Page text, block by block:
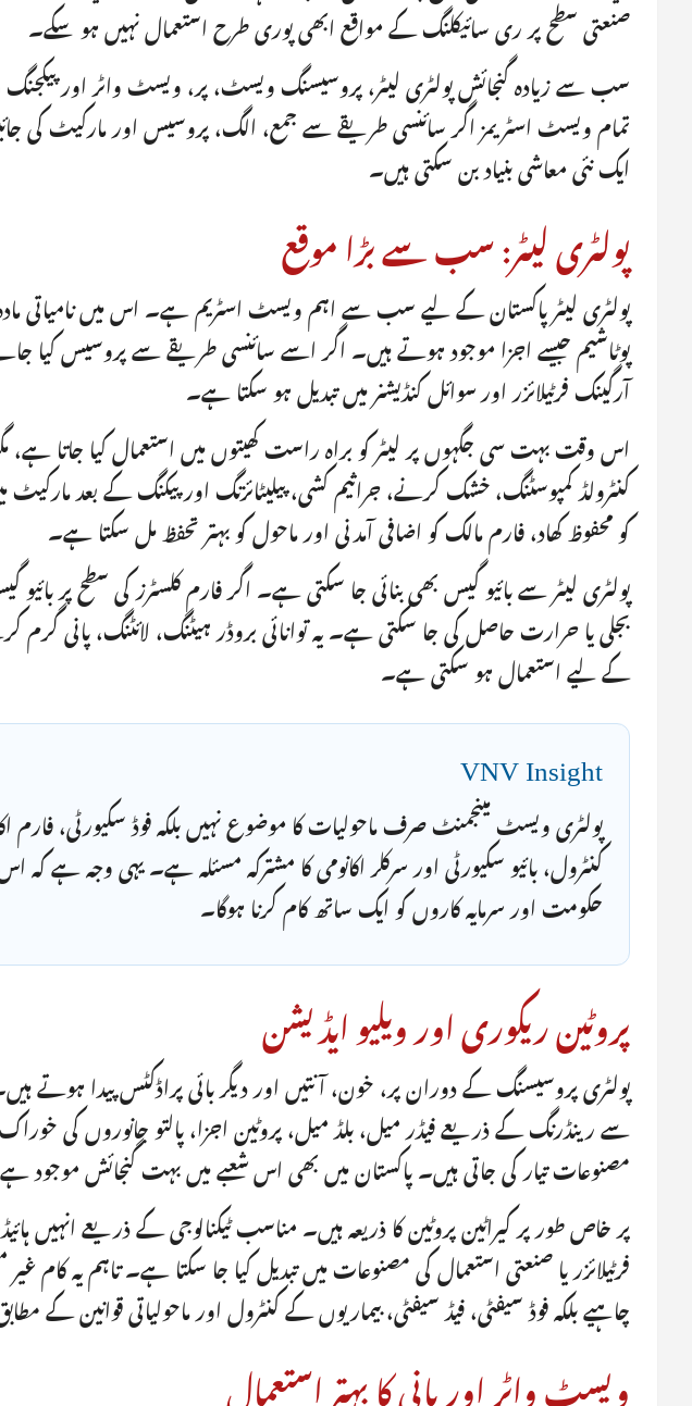
صنعتی سطح پر ری سائیکلنگ کے مواقع ابھی پوری طرح استعمال نہیں ہو سکے۔
سب سے زیادہ گنجائش پولٹری لیٹر، پروسیسنگ ویسٹ، پر، ویسٹ واٹر اور
تمام ویسٹ اسٹریمز اگر سائنسی طریقے سے جمع، الگ، پروسیس اور مارکیٹ کی
ایک نئی معاشی بنیاد بن سکتی ہیں۔
پولٹری لیٹر: سب سے بڑا موقع
پولٹری لیٹر پاکستان کے لیے سب سے اہم ویسٹ اسٹریم ہے۔ اس میں نامیاتی
پوٹاشیم جیسے اجزا موجود ہوتے ہیں۔ اگر اسے سائنسی طریقے سے پروسیس کیا
آرگینک فرٹیلائزر اور سوائل کنڈیشنر میں تبدیل ہو سکتا ہے۔
اس وقت بہت سی جگہوں پر لیٹر کو براہ راست کھیتوں میں استعمال کیا جاتا ہے،
کنٹرولڈ کمپوسٹنگ، خشک کرنے، جراثیم کشی، پیلیٹائزنگ اور پیکنگ کے بعد
کو محفوظ کھاد، فارم مالک کو اضافی آمدنی اور ماحول کو بہتر تحفظ مل سکتا ہے۔
پولٹری لیٹر سے بائیو گیس بھی بنائی جا سکتی ہے۔ اگر فارم کلسٹرز کی سطح پر
بجلی یا حرارت حاصل کی جا سکتی ہے۔ یہ توانائی بروڈر ہیٹنگ، لائٹنگ، پانی
کے لیے استعمال ہو سکتی ہے۔
VNV Insight
پولٹری ویسٹ مینجمنٹ صرف ماحولیات کا موضوع نہیں بلکہ فوڈ سکیورٹی، فارم
کنٹرول، بائیو سکیورٹی اور سرکلر اکانومی کا مشترکہ مسئلہ ہے۔ یہی وجہ ہے کہ
حکومت اور سرمایہ کاروں کو ایک ساتھ کام کرنا ہوگا۔
پروٹین ریکوری اور ویلیو ایڈیشن
پولٹری پروسیسنگ کے دوران پر، خون، آنتیں اور دیگر بائی پراڈکٹس پیدا ہوتے
سے رینڈرنگ کے ذریعے فیڈر میل، بلڈ میل، پروٹین اجزا، پالتو جانوروں کی
مصنوعات تیار کی جاتی ہیں۔ پاکستان میں بھی اس شعبے میں بہت گنجائش موجود
پر خاص طور پر کیراٹین پروٹین کا ذریعہ ہیں۔ مناسب ٹیکنالوجی کے ذریعے انہیں
فرٹیلائزر یا صنعتی استعمال کی مصنوعات میں تبدیل کیا جا سکتا ہے۔ تاہم یہ کام
چاہیے بلکہ فوڈ سیفٹی، فیڈ سیفٹی، بیماریوں کے کنٹرول اور ماحولیاتی قوانین کے
ویسٹ واٹر اور پانی کا بہتر استعمال